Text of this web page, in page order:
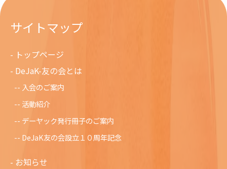
サイトマップ
トップページ
DeJaK-友の会とは
入会のご案内
活動紹介
デーヤック発行冊子のご案内
DeJaK友の会設立１０周年記念
お知らせ